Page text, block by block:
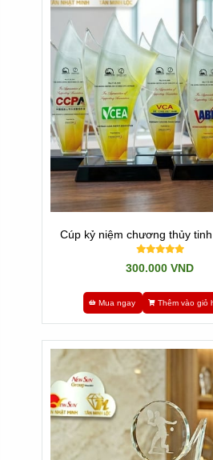
Là những sản phẩm
hình dạng logo hay hình ảnh
- Nhược điểm: Vì công nghệ
Chúng tôi là đơn vị nhập các
Vơi hơn 10 năm trong nghề,
Hoặc quay Về trang chủ
---//---
Newsun Tân Nhật Minh -
Cúp kỷ niệm chương thủy
300.000 VND
Mua ngay Thêm vào giỏ